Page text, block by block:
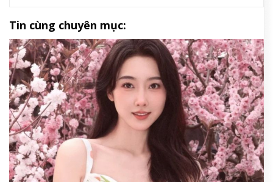
Tin cùng chuyên mục: